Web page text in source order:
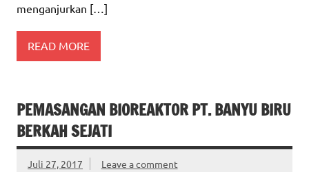
menganjurkan […]
READ MORE
PEMASANGAN BIOREAKTOR PT. BANYU BIRU
BERKAH SEJATI
Juli 27, 2017 Leave a comment